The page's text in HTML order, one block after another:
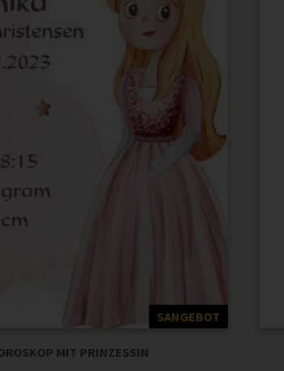
SANGEBOT
MIT PRINZESSIN